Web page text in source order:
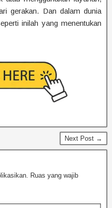
gerakan. Dan dalam dunia
inilah yang menentukan
Next Post →
Ruas yang wajib